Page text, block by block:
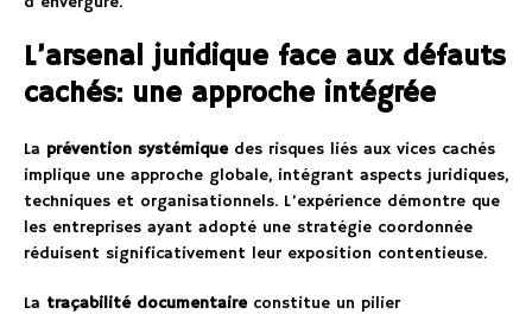
L’arsenal juridique face aux défauts
cachés: une approche intégrée
La prévention systémiquedes risques liés aux vices cachés
implique une approche globale, intégrant aspects juridiques,
techniques et organisationnels. L’expérience démontre que
les entreprises ayant adopté une stratégie coordonnée
réduisent significativement leur exposition contentieuse.
La traçabilité documentaireconstitue un pilier